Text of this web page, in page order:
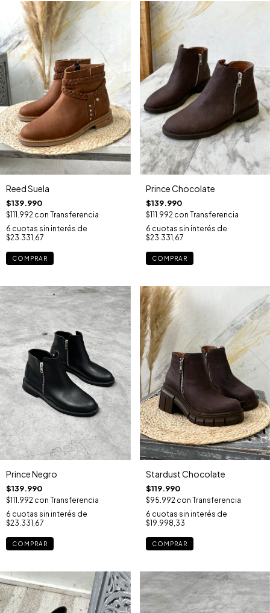
Reed Suela
$139.990
$111.992 con Transferencia
6 cuotas sin interés de
$23.331,67
COMPRAR
Prince Chocolate
$139.990
$111.992 con Transferencia
6 cuotas sin interés de
$23.331,67
COMPRAR
Prince Negro
$139.990
$111.992 con Transferencia
6 cuotas sin interés de
$23.331,67
COMPRAR
Stardust Chocolate
$119.990
$95.992 con Transferencia
6 cuotas sin interés de
$19.998,33
COMPRAR